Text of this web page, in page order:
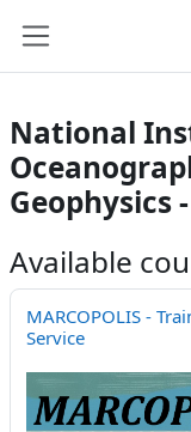
National
Geophysics -
Available
MARCOPOLIS -
Service